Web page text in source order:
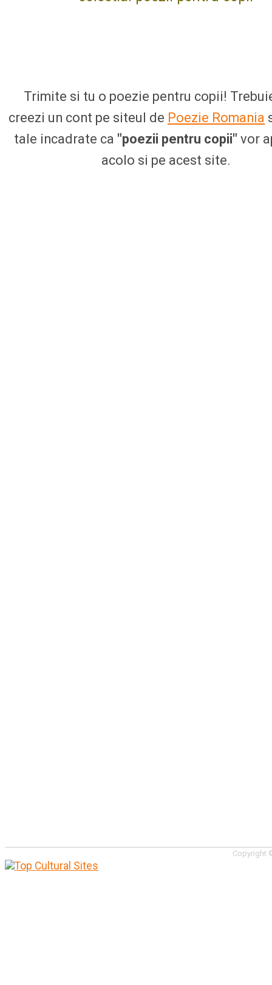
Trimite si tu o poezie pentru copii!
creezi un cont pe siteul de Poezie Romania
tale incadrate ca "poezii pentru copii" vor
acolo si pe acest site.
Copyright